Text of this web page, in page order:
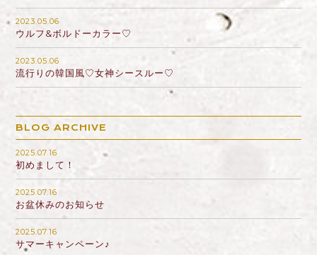
2023.05.06
ウルフ&ボルドーカラー♡
2023.05.06
流行りの韓国風♡女神シースルー♡
BLOG ARCHIVE
2025.07.16
初めまして！
2025.07.16
お盆休みのお知らせ
2025.07.16
サマーキャンペーン♪